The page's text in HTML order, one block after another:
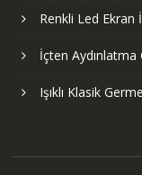
Renkli Led Ekran
İçten
Işıklı Klasik